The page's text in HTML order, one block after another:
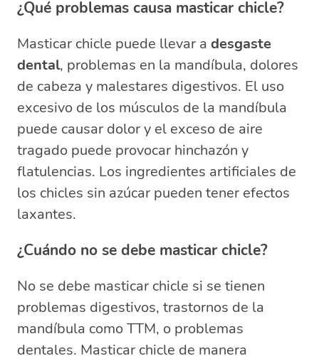
¿Qué problemas causa masticar chicle?
Masticar chicle puede llevar a desgaste
dental, problemas en la mandíbula, dolores
de cabeza y malestares digestivos. El uso
excesivo de los músculos de la mandíbula
puede causar dolor y el exceso de aire
tragado puede provocar hinchazón y
flatulencias. Los ingredientes artificiales de
los chicles sin azúcar pueden tener efectos
laxantes.
¿Cuándo no se debe masticar chicle?
No se debe masticar chicle si se tienen
problemas digestivos, trastornos de la
mandíbula como TTM, o problemas
dentales. Masticar chicle de manera